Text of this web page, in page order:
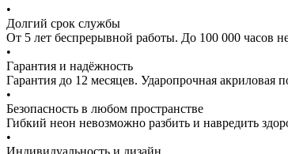
•
Долгий срок службы
От 5 лет беспрерывной работы. До 100 000 часов
•
Гарантия и надёжность
Гарантия до 12 месяцев. Ударопрочная акриловая
•
Безопасность в любом пространстве
Гибкий неон невозможно разбить и навредить
•
Индивидуальность и дизайн